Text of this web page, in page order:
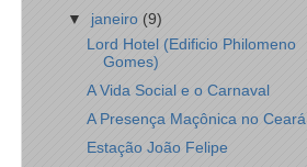
▼ janeiro (9)
Lord Hotel (Edificio Philomeno
Gomes)
A Vida Social e o Carnaval
A Presença Maçônica no Ceará
Estação João Felipe